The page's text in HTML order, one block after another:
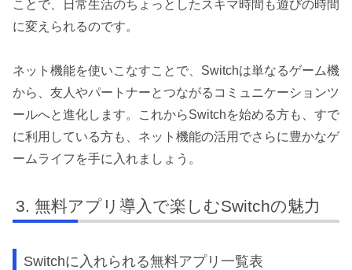
ことで、日常生活のちょっとしたスキマ時間も遊びの時間
に変えられるのです。
ネット機能を使いこなすことで、Switchは単なるゲーム機
から、友人やパートナーとつながるコミュニケーションツ
ールへと進化します。これからSwitchを始める方も、すで
に利用している方も、ネット機能の活用でさらに豊かなゲ
ームライフを手に入れましょう。
無料アプリ導入で楽しむSwitchの魅力
Switchに入れられる無料アプリ一覧表